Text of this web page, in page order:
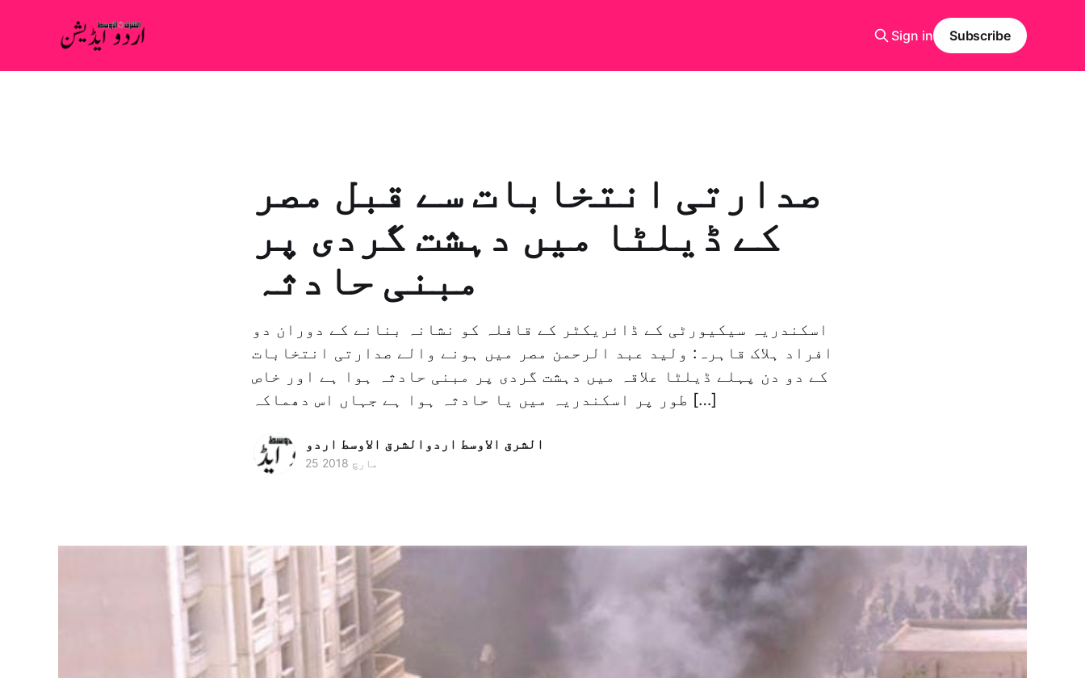
Sign in Subscribe
صدارتی انتخابات سے قبل مصر
کے ڈیلٹا میں دہشت گردی پر
مبنی حادثہ
اسکندریہ سیکیورٹی کے ڈائریکٹر کے قافلہ کو نشانہ بنانے کے دوران دو
افراد ہلاک قاہرہ: ولید عبد الرحمن مصر میں ہونے والے صدارتی انتخابات
کے دو دن پہلے ڈیلٹا علاقہ میں دہشت گردی پر مبنی حادثہ ہوا ہے اور خاص
طور پر اسکندریہ میں یا حادثہ ہوا ہے جہاں اس دھماکہ […]
الشرق الاوسط اردوالشرق الاوسط اردو
25 مارچ 2018